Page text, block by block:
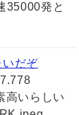
35000発と
いだぞ
高いらしい